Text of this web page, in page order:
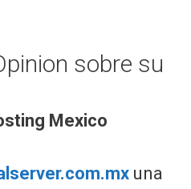
sobre su
Mexico
una